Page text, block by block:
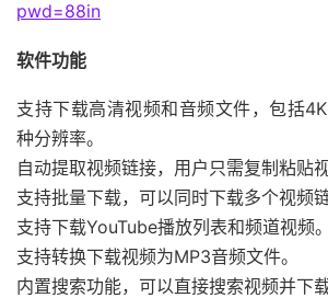
pwd=88in
软件功能
支持下载高清视频和音频文件，包括
种分辨率。
自动提取视频链接，用户只需复制粘贴
支持批量下载，可以同时下载多个视频链
支持下载YouTube播放列表和频道视频。
支持转换下载视频为MP3音频文件。
内置搜索功能，可以直接搜索视频并下载